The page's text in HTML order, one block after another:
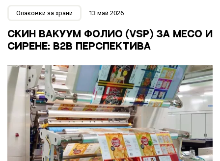
Опаковки за храни 13 май 2026
СКИН ВАКУУМ ФОЛИО (VSP) ЗА МЕСО И
СИРЕНЕ: B2B ПЕРСПЕКТИВА